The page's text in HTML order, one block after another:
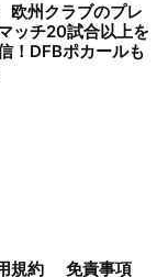
欧州クラブのプレ
ッチ20試合以上を
！DFBポカールも
規約 免責事項